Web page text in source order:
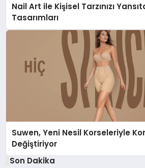
Nail Art ile Kişisel Tarzınızı
Tasarımları
Suwen, Yeni Nesil Korseleriyle
Değiştiriyor
Son Dakika